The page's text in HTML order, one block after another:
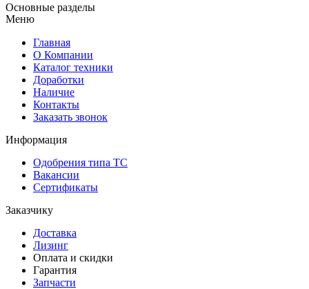
Основные разделы
Меню
Главная
О Компании
Каталог техники
Доработки
Наличие
Контакты
Заказать звонок
Информация
Одобрения типа ТС
Вакансии
Сертификаты
Заказчику
Доставка
Лизинг
Оплата и скидки
Гарантия
Запчасти